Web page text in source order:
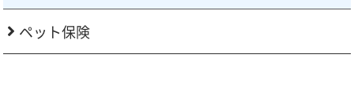
ペット保険